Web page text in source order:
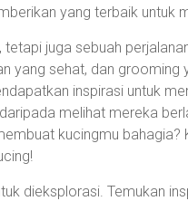
yang terbaik untuk
juga sebuah
yang sehat, dan grooming
inspirasi untuk
melihat mereka
kucingmu bahagia?
dieksplorasi. Temukan